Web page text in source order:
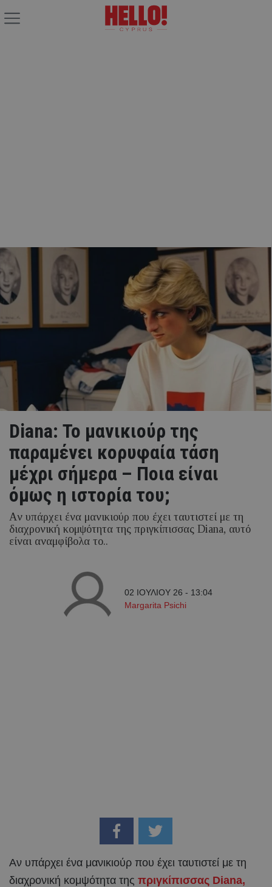
Diana: Το μανικιούρ της
παραμένει κορυφαία τάση
μέχρι σήμερα – Ποια είναι
όμως η ιστορία του;
Aν υπάρχει ένα μανικιούρ που έχει ταυτιστεί με τη
διαχρονική κομψότητα της πριγκίπισσας Diana, αυτό
είναι αναμφίβολα το..
02 ΙΟΥΛΙΟΥ 26 - 13:04
Margarita Psichi
Aν υπάρχει ένα μανικιούρ που έχει ταυτιστεί με τη
διαχρονική κομψότητα της πριγκίπισσας Diana,